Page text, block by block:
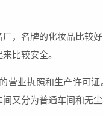
，名牌的化妆品比较
比较安全。
营业执照和生产许可
又分为普通车间和无尘